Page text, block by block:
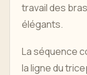
travail des
élégants.
La séquence
la ligne du